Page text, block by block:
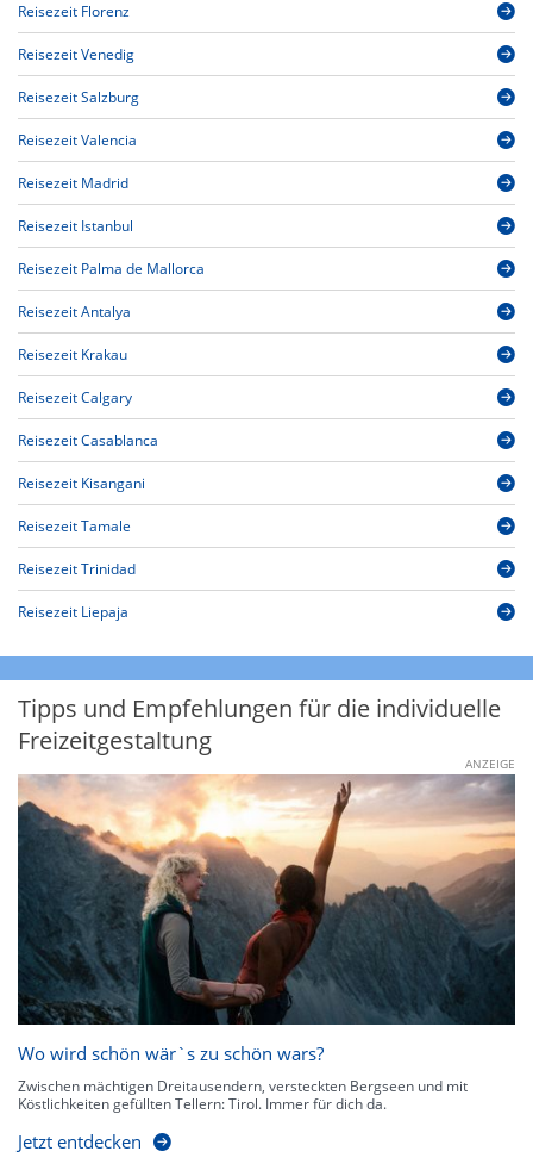
Reisezeit Florenz
Reisezeit Venedig
Reisezeit Salzburg
Reisezeit Valencia
Reisezeit Madrid
Reisezeit Istanbul
Reisezeit Palma de Mallorca
Reisezeit Antalya
Reisezeit Krakau
Reisezeit Calgary
Reisezeit Casablanca
Reisezeit Kisangani
Reisezeit Tamale
Reisezeit Trinidad
Reisezeit Liepaja
Tipps und Empfehlungen für die individuelle
Freizeitgestaltung
ANZEIGE
Wo wird schön wär`s zu schön wars?
Zwischen mächtigen Dreitausendern, versteckten Bergseen und mit
Köstlichkeiten gefüllten Tellern: Tirol. Immer für dich da.
Jetzt entdecken